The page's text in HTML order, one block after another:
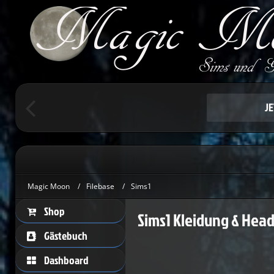
Um
Magic Moon Filebase Sims1
Shop
Gästebuch
Dashboard
Sims1 Kleidung &